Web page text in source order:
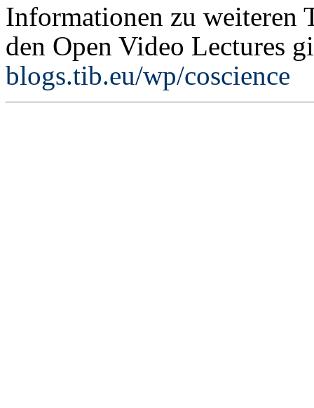
Informationen zu weiteren
den Open Video Lectures
blogs.tib.eu/wp/coscience